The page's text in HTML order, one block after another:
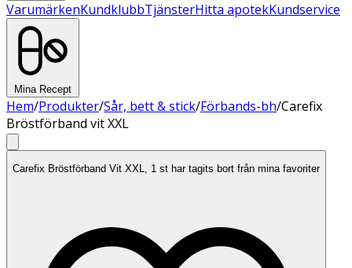
VarumärkenKundklubbTjänsterHitta apotekKundservice
Mina Recept
Hem/Produkter/Sår, bett & stick/Förbands-bh/Carefix
Bröstförband vit XXL
Carefix Bröstförband Vit XXL, 1 st har tagits bort från mina favoriter